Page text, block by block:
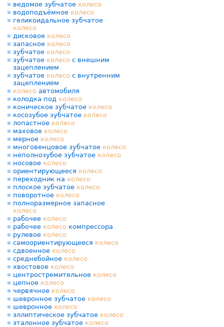
ведомое зубчатое колесо
водоподъёмное колесо
геликоидальное зубчатое
колесо
дисковое колесо
запасное колесо
зубчатое колесо
зубчатое колесо с внешним
зацеплением
зубчатое колесо с внутренним
зацеплением
колесо автомобиля
колодка под колесо
коническое зубчатое колесо
косозубое зубчатое колесо
лопастное колесо
маховое колесо
мерное колесо
многовенцовое зубчатое колесо
неполнозубое зубчатое колесо
носовое колесо
ориентирующееся колесо
переходник на колесо
плоское зубчатое колесо
поворотное колесо
полноразмерное запасное
колесо
рабочее колесо
рабочее колесо компрессора
рулевое колесо
самоориентирующееся колесо
сдвоенное колесо
среднебойное колесо
хвостовое колесо
центростремительное колесо
цепное колесо
червячное колесо
шевронное зубчатое колесо
шевронное колесо
эллиптическое зубчатое колесо
эталонное зубчатое колесо